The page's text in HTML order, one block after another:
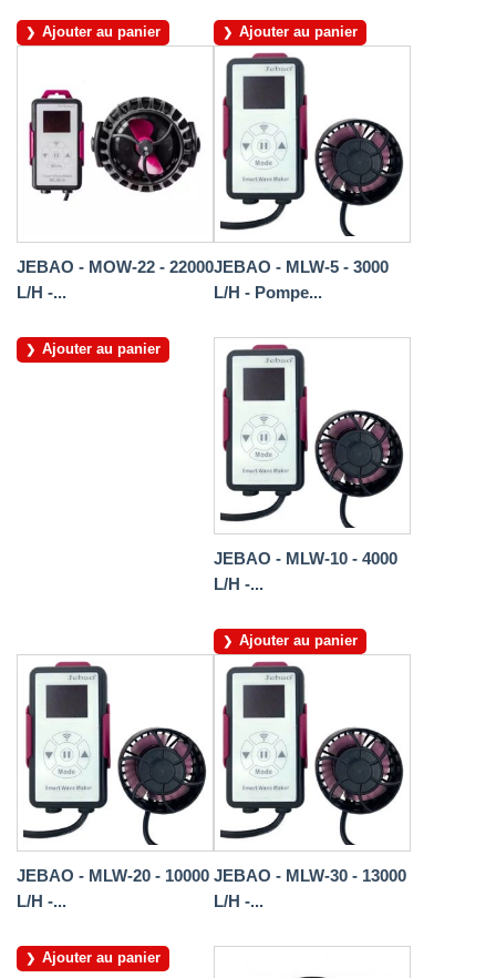
Ajouter au panier Ajouter au panier
JEBAO - MOW-22 - 22000
L/H -...
Ajouter au panier
JEBAO - MLW-5 - 3000
L/H - Pompe...
JEBAO - MLW-10 - 4000
L/H -...
Ajouter au panier
JEBAO - MLW-20 - 10000
L/H -...
Ajouter au panier
JEBAO - MLW-30 - 13000
L/H -...